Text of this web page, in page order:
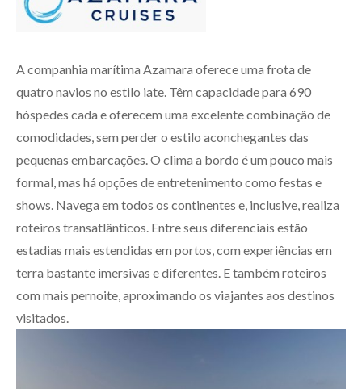
A companhia marítima Azamara oferece uma frota de
quatro navios no estilo iate. Têm capacidade para 690
hóspedes cada e oferecem uma excelente combinação de
comodidades, sem perder o estilo aconchegantes das
pequenas embarcações. O clima a bordo é um pouco mais
formal, mas há opções de entretenimento como festas e
shows. Navega em todos os continentes e, inclusive, realiza
roteiros transatlânticos. Entre seus diferenciais estão
estadias mais estendidas em portos, com experiências em
terra bastante imersivas e diferentes. E também roteiros
com mais pernoite, aproximando os viajantes aos destinos
visitados.